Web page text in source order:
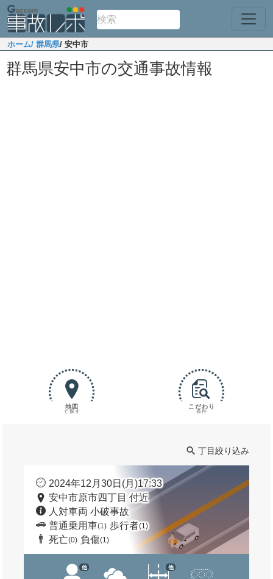
ホーム/ 群馬県/ 安中市
群馬県安中市の交通事故情報
地図
で探す
こだわり
条件
丁目絞り込み
2024年12月30日(月)17:33
安中市原市四丁目 付近
人対車両 小破事故
普通乗用車(1) 歩行者(1)
死亡(0) 負傷(1)
他 他